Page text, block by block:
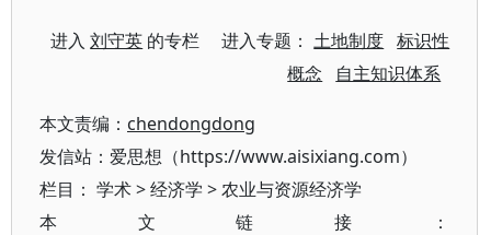
进入刘守英 的专栏 进入专题：土地制度 标识性
概念
自主知识体系
本文责编： chendongdong
发信站：爱思想（https://www.aisixiang.com）
栏目： 学术>经济学 >农业与资源经济学
本文链接：